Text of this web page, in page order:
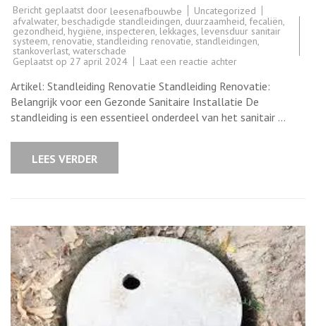
Bericht geplaatst door leesenafbouwbe
Uncategorized
afvalwater, beschadigde standleidingen, duurzaamheid, fecaliën,
gezondheid, hygiëne, inspecteren, lekkages, levensduur sanitair
systeem, renovatie, standleiding renovatie, standleidingen,
stankoverlast, waterschade
Geplaatst op 27 april 2024 Laat een reactie achterop
Standleiding
Renovatie
voor
een
Artikel: Standleiding Renovatie Standleiding Renovatie:
Belangrijk voor een Gezonde Sanitaire Installatie De
standleiding is een essentieel onderdeel van het sanitair …
LEES VERDER